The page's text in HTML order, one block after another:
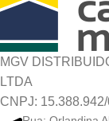
MGV
LTDA
CNPJ: